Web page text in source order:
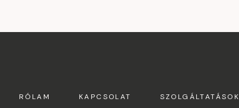
RÓLAM KAPCSOLAT SZOLGÁLTATÁSOK